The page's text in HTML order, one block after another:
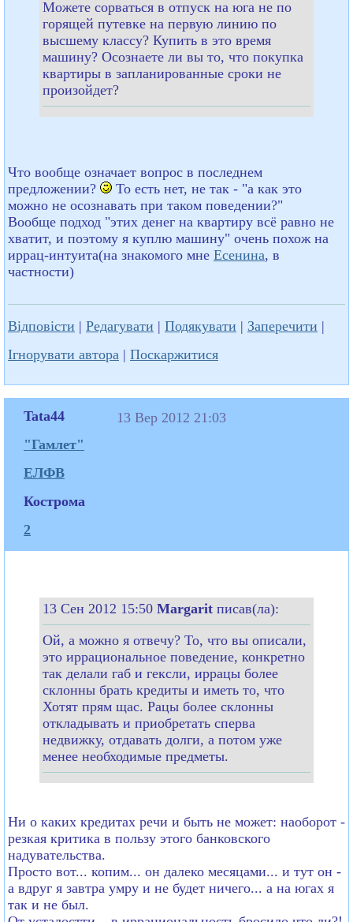
Можете сорваться в отпуск на юга не по
горящей путевке на первую линию по
высшему классу? Купить в это время
машину? Осознаете ли вы то, что покупка
квартиры в запланированные сроки не
произойдет?
Что вообще означает вопрос в последнем
предложении?
То есть нет, не так - "а как это
можно не осознавать при таком поведении?"
Вообще подход "этих денег на квартиру всё равно не
хватит, и поэтому я куплю машину" очень похож на
иррац-интуита(на знакомого мне Есенина, в
частности)
Відповісти | Редагувати | Подякувати | Заперечити |
Ігнорувати автора | Поскаржитися
Tata44
"Гамлет"
ЕЛФВ
Кострома
2
13 Вер 2012 21:03
13 Сен 2012 15:50 Margarit писав(ла):
Ой, а можно я отвечу? То, что вы описали,
это иррациональное поведение, конкретно
так делали габ и гексли, иррацы более
склонны брать кредиты и иметь то, что
Хотят прям щас. Рацы более склонны
откладывать и приобретать сперва
недвижку, отдавать долги, а потом уже
менее необходимые предметы.
Ни о каких кредитах речи и быть не может: наоборот -
резкая критика в пользу этого банковского
надувательства.
Просто вот... копим... он далеко месяцами... и тут он -
а вдруг я завтра умру и не будет ничего... а на югах я
так и не был.